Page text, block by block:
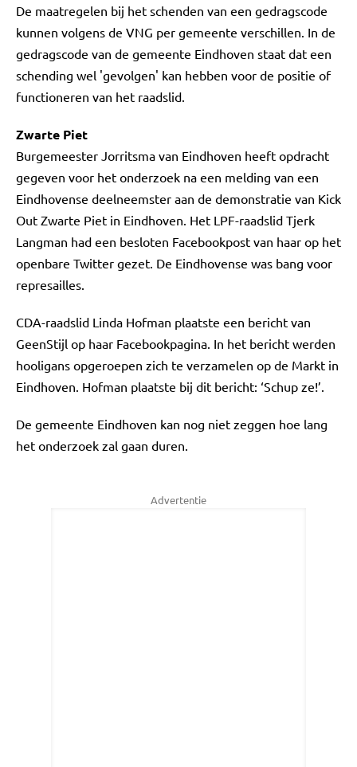
De maatregelen bij het schenden van een gedragscode
kunnen volgens de VNG per gemeente verschillen. In de
gedragscode van de gemeente Eindhoven staat dat een
schending wel 'gevolgen' kan hebben voor de positie of
functioneren van het raadslid.
Zwarte Piet
Burgemeester Jorritsma van Eindhoven heeft opdracht
gegeven voor het onderzoek na een melding van een
Eindhovense deelneemster aan de demonstratie van Kick
Out Zwarte Piet in Eindhoven. Het LPF-raadslid Tjerk
Langman had een besloten Facebookpost van haar op het
openbare Twitter gezet. De Eindhovense was bang voor
represailles.
CDA-raadslid Linda Hofman plaatste een bericht van
GeenStijl op haar Facebookpagina. In het bericht werden
hooligans opgeroepen zich te verzamelen op de Markt in
Eindhoven. Hofman plaatste bij dit bericht: ‘Schup ze!’.
De gemeente Eindhoven kan nog niet zeggen hoe lang
het onderzoek zal gaan duren.
Advertentie